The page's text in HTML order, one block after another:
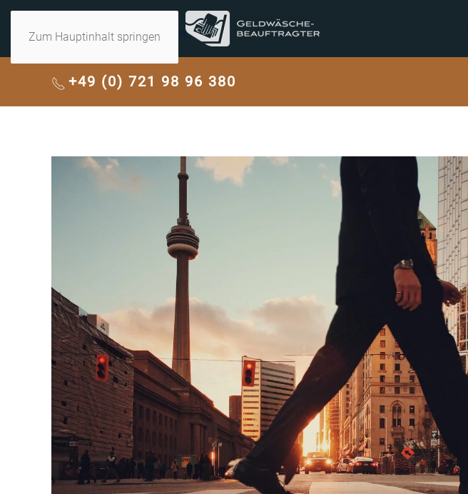
Zum Hauptinhalt springen
+49 (0) 721 98 96 380